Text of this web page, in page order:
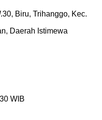
Biru, Trihanggo, Kec.
Daerah Istimewa
WIB